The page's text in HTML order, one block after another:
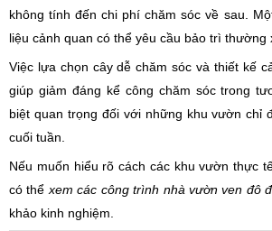
không tính đến chi phí chăm sóc về sau.
liệu cảnh quan có thể yêu cầu bảo trì thường
Việc lựa chọn cây dễ chăm sóc và thiết kế
giúp giảm đáng kể công chăm sóc trong
biệt quan trọng đối với những khu vườn chỉ
cuối tuần.
Nếu muốn hiểu rõ cách các khu vườn thực
có thể xem các công trình nhà vườn ven đô
khảo kinh nghiệm.